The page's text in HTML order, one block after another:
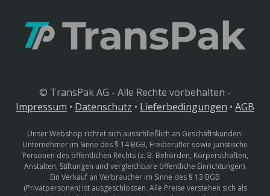
© TransPak AG - Alle Rechte vorbehalten -
Impressum • Datenschutz • Lieferbedingungen • AGB
Unser Webshop richtet sich ausschließlich an Geschäftskunden:
Unternehmer im Sinne des § 14 BGB, Freiberufler sowie juristische
Personen des öffentlichen Rechts (z. B. Behörden, Körperschaften,
Anstalten, Stiftungen und vergleichbare öffentliche Einrichtungen).
Ein Verkauf an Verbraucher im Sinne des § 13 BGB
(Privatpersonen) ist ausgeschlossen. Alle Preise verstehen sich als